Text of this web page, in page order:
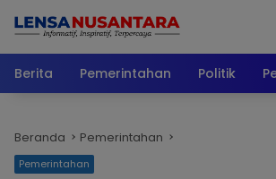
Berita
Pemerintahan Politik
Beranda Pemerintahan
Pemerintahan